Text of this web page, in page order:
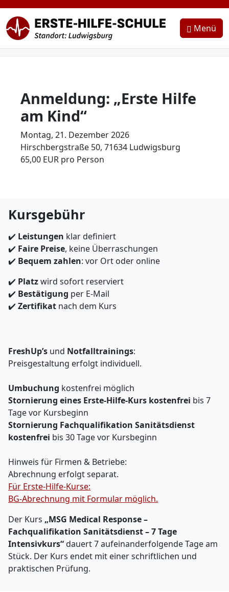
Zum Inhalt springen
{{bs5.template.a18y.jump_to_content}}
Menü
Anmeldung: „Erste Hilfe
am Kind“
Montag, 21. Dezember 2026
Hirschbergstraße 50, 71634 Ludwigsburg
65,00 EUR pro Person
Kursgebühr
✔️ Leistungen klar definiert
✔️ Faire Preise, keine Überraschungen
✔️ Bequem zahlen: vor Ort oder online
✔️ Platzwird sofort reserviert
✔️ Bestätigung per E-Mail
✔️ Zertifikat nach dem Kurs
FreshUp’s und Notfalltrainings:
Preisgestaltung erfolgt individuell.
Umbuchung kostenfrei möglich
Stornierung eines Erste-Hilfe-Kurs kostenfrei bis 7
Tage vor Kursbeginn
Stornierung Fachqualifikation Sanitätsdienst
kostenfrei bis 30 Tage vor Kursbeginn
Hinweis für Firmen & Betriebe:
Abrechnung erfolgt separat.
Für Erste-Hilfe-Kurse:
BG-Abrechnung mit Formular möglich.
Der Kurs „MSG Medical Response –
Fachqualifikation Sanitätsdienst – 7 Tage
Intensivkurs“dauert 7 aufeinanderfolgende Tage am
Stück. Der Kurs endet mit einer schriftlichen und
praktischen Prüfung.